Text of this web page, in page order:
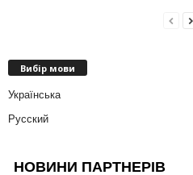
Вибір мови
Українська
Русский